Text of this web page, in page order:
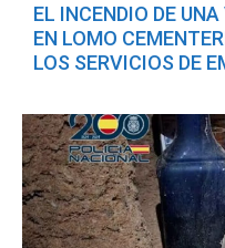
EL INCENDIO DE
EN LOMO
LOS SERVICIOS DE